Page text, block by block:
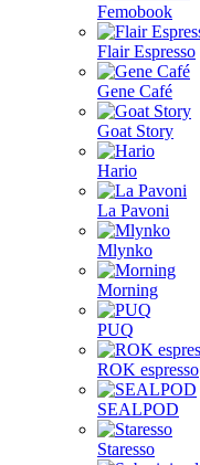
Femobook
Flair Espresso
Gene Café
Goat Story
Hario
La Pavoni
Mlynko
Morning
PUQ
ROK espresso
SEALPOD
Staresso